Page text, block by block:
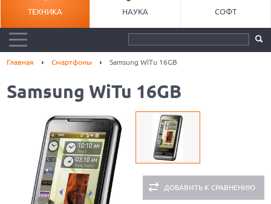
ТЕХНИКА НАУКА СОФТ
Главная Смартфоны Samsung WiTu 16GB
Samsung WiTu 16GB
ДОБАВИТЬ К СРАВНЕНИЮ